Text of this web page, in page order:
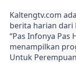
Kaltengtv.com
berita harian dari
“Pas Infonya Pas
menampilkan
Untuk